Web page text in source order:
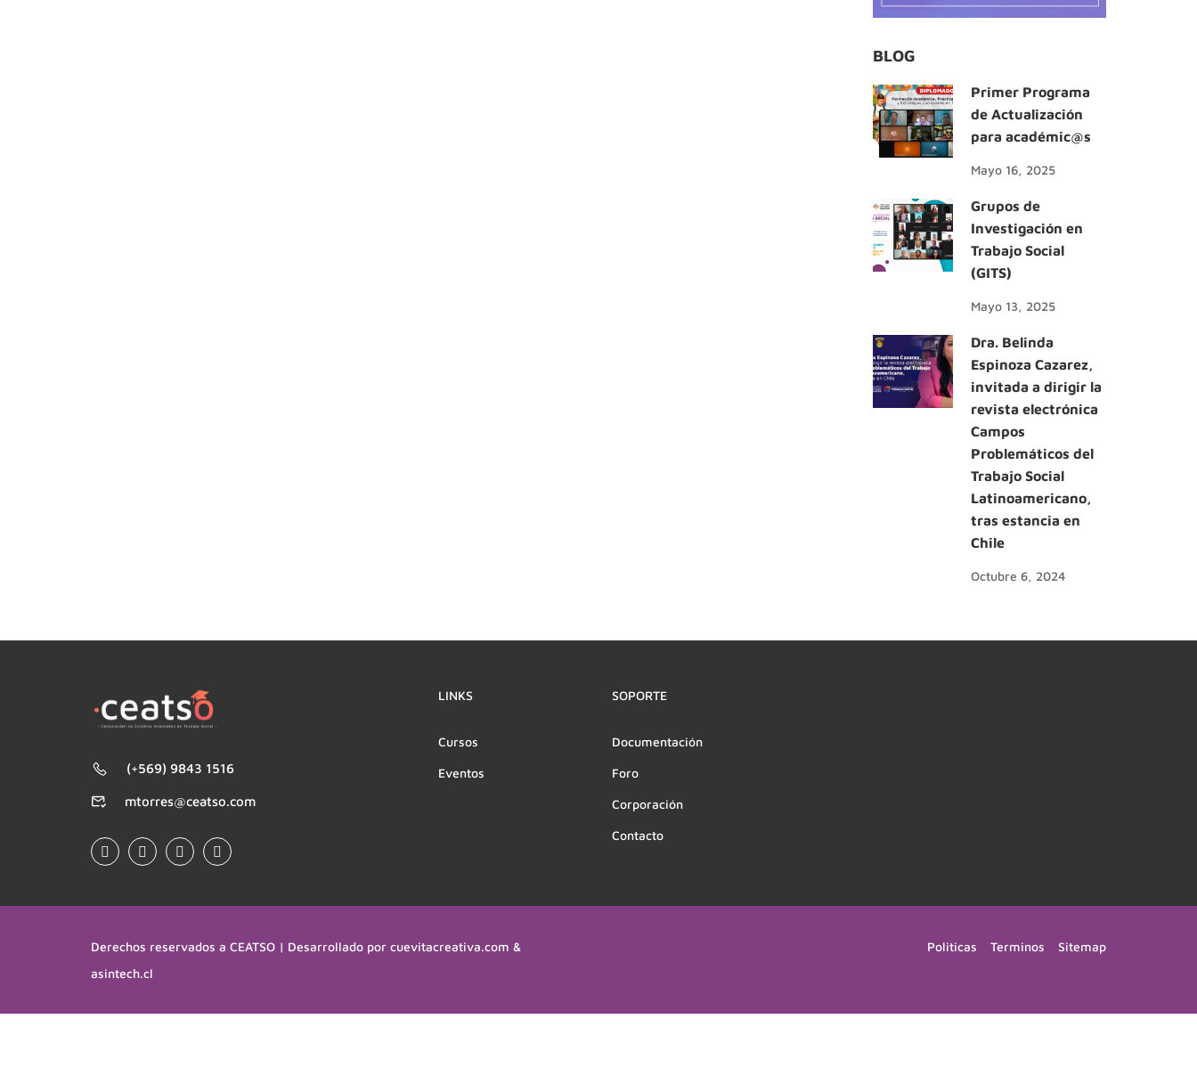
BLOG
Primer Programa
de Actualización
para académic@s
Mayo 16, 2025
Grupos de
Investigación en
Trabajo Social
(GITS)
Mayo 13, 2025
Dra. Belinda
Espinoza Cazarez,
invitada a dirigir la
revista electrónica
Campos
Problemáticos del
Trabajo Social
Latinoamericano,
tras estancia en
Chile
Octubre 6, 2024
(+569) 9843 1516
mtorres@ceatso.com
LINKS
Cursos
Eventos
SOPORTE
Documentación
Foro
Corporación
Contacto
Derechos reservados a CEATSO | Desarrollado por cuevitacreativa.com &
asintech.cl
Politicas Terminos Sitemap